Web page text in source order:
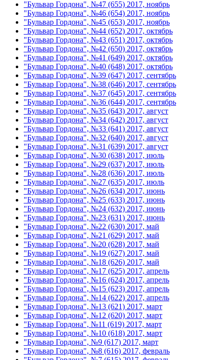
"Бульвар Гордона", №47 (655) 2017, ноябрь
"Бульвар Гордона", №46 (654) 2017, ноябрь
"Бульвар Гордона", №45 (653) 2017, ноябрь
"Бульвар Гордона", №44 (652) 2017, октябрь
"Бульвар Гордона", №43 (651) 2017, октябрь
"Бульвар Гордона", №42 (650) 2017, октябрь
"Бульвар Гордона", №41 (649) 2017, октябрь
"Бульвар Гордона", №40 (648) 2017, октябрь
"Бульвар Гордона", №39 (647) 2017, сентябрь
"Бульвар Гордона", №38 (646) 2017, сентябрь
"Бульвар Гордона", №37 (645) 2017, сентябрь
"Бульвар Гордона", №36 (644) 2017, сентябрь
"Бульвар Гордона", №35 (643) 2017, август
"Бульвар Гордона", №34 (642) 2017, август
"Бульвар Гордона", №33 (641) 2017, август
"Бульвар Гордона", №32 (640) 2017, август
"Бульвар Гордона", №31 (639) 2017, август
"Бульвар Гордона", №30 (638) 2017, июль
"Бульвар Гордона", №29 (637) 2017, июль
"Бульвар Гордона", №28 (636) 2017, июль
"Бульвар Гордона", №27 (635) 2017, июль
"Бульвар Гордона", №26 (634) 2017, июнь
"Бульвар Гордона", №25 (633) 2017, июнь
"Бульвар Гордона", №24 (632) 2017, июнь
"Бульвар Гордона", №23 (631) 2017, июнь
"Бульвар Гордона", №22 (630) 2017, май
"Бульвар Гордона", №21 (629) 2017, май
"Бульвар Гордона", №20 (628) 2017, май
"Бульвар Гордона", №19 (627) 2017, май
"Бульвар Гордона", №18 (626) 2017, май
"Бульвар Гордона", №17 (625) 2017, апрель
"Бульвар Гордона", №16 (624) 2017, апрель
"Бульвар Гордона", №15 (623) 2017, апрель
"Бульвар Гордона", №14 (622) 2017, апрель
"Бульвар Гордона", №13 (621) 2017, март
"Бульвар Гордона", №12 (620) 2017, март
"Бульвар Гордона", №11 (619) 2017, март
"Бульвар Гордона", №10 (618) 2017, март
"Бульвар Гордона", №9 (617) 2017, март
"Бульвар Гордона", №8 (616) 2017, февраль